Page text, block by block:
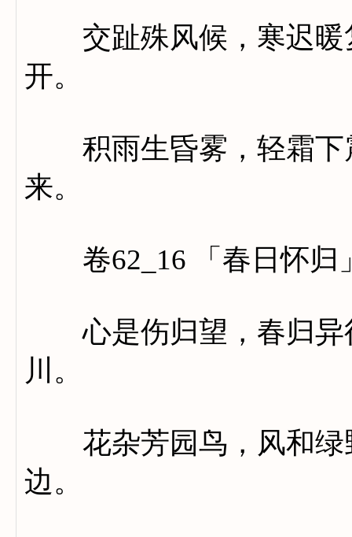
交趾殊风候，寒迟暖
开。
积雨生昏雾，轻霜下
来。
卷62_16 「春日怀归
心是伤归望，春归异
川。
花杂芳园鸟，风和绿
边。